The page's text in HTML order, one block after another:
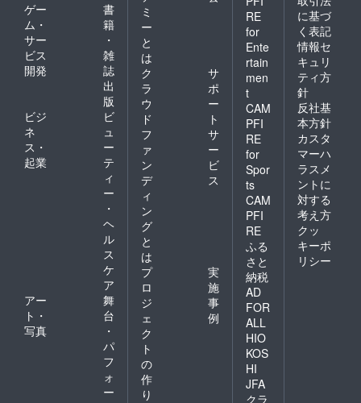
ゲー
ム・
サー
ビス
開発
書
籍
・
雑
誌
出
版
ビジ
ネ
ス・
起業
ビ
ュ
ー
テ
ィ
ー
・
ヘ
ル
ス
ケ
ア
アー
ト・
写真
舞
台
・
パ
フ
ォ
ー
ミ
ー
と
は
ク
ラ
ウ
ド
フ
ァ
ン
デ
ィ
ン
グ
と
は
サ
ポ
ー
ト
サ
ー
ビ
ス
プ
ロ
ジ
ェ
ク
ト
の
作
り
実
施
事
例
RE
for
Ente
rtain
men
t
CAM
PFI
RE
for
Spor
ts
CAM
PFI
RE
ふる
さと
納税
AD
FOR
ALL
HIO
KOS
HI
JFA
クラ
に基づ
く表記
情報セ
キュリ
ティ方
針
反社基
本方針
カスタ
マーハ
ラスメ
ントに
対する
考え方
クッ
キーポ
リシー